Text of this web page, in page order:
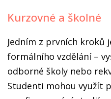
Kurzovné a školné
Jedním z prvních kroků
formálního vzdělání –
odborné školy nebo
Studenti mohou využít